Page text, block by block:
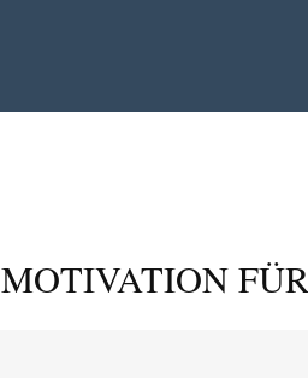
MOTIVATION